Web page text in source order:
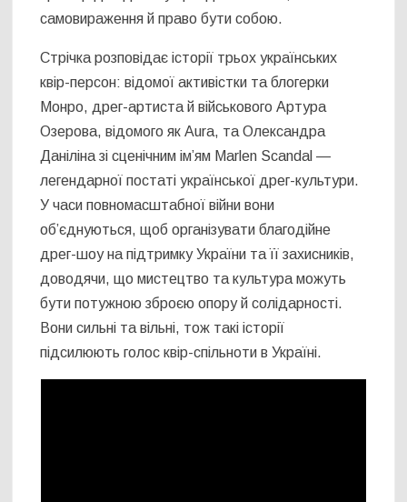
самовираження й право бути собою.
Стрічка розповідає історії трьох українських
квір-персон: відомої активістки та блогерки
Монро, дрег-артиста й військового Артура
Озерова, відомого як Aura, та Олександра
Даніліна зі сценічним ім’ям Marlen Scandal —
легендарної постаті української дрег-культури.
У часи повномасштабної війни вони
об’єднуються, щоб організувати благодійне
дрег-шоу на підтримку України та її захисників,
доводячи, що мистецтво та культура можуть
бути потужною зброєю опору й солідарності.
Вони сильні та вільні, тож такі історії
підсилюють голос квір-спільноти в Україні.